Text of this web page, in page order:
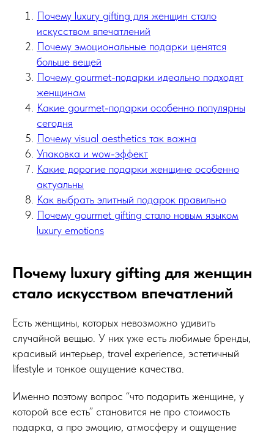
Почему luxury gifting для женщин стало
искусством впечатлений
Почему эмоциональные подарки ценятся
больше вещей
Почему gourmet-подарки идеально подходят
женщинам
Какие gourmet-подарки особенно популярны
сегодня
Почему visual aesthetics так важна
Упаковка и wow-эффект
Какие дорогие подарки женщине особенно
актуальны
Как выбрать элитный подарок правильно
Почему gourmet gifting стало новым языком
luxury emotions
Почему luxury gifting для женщин
стало искусством впечатлений
Есть женщины, которых невозможно удивить
случайной вещью. У них уже есть любимые бренды,
красивый интерьер, travel experience, эстетичный
lifestyle и тонкое ощущение качества.
Именно поэтому вопрос “что подарить женщине, у
которой все есть” становится не про стоимость
подарка, а про эмоцию, атмосферу и ощущение